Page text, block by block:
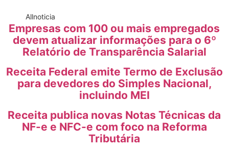
Allnoticia
Empresas com 100 ou mais empregados
devem atualizar informações para o 6º
Relatório de Transparência Salarial
Receita Federal emite Termo de Exclusão
para devedores do Simples Nacional,
incluindo MEI
Receita publica novas Notas Técnicas da
NF-e e NFC-e com foco na Reforma
Tributária